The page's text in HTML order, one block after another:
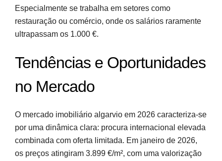
Especialmente se trabalha em setores como
restauração ou comércio, onde os salários raramente
ultrapassam os 1.000 €.
Tendências e Oportunidades
no Mercado
O mercado imobiliário algarvio em 2026 caracteriza-se
por uma dinâmica clara: procura internacional elevada
combinada com oferta limitada. Em janeiro de 2026,
os preços atingiram 3.899 €/m², com uma valorização